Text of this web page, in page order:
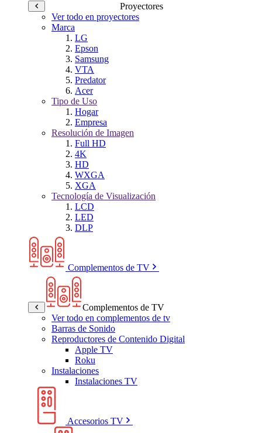
Proyectores
Ver todo en proyectores
Marca
LG
Epson
Samsung
VTA
Predator
Acer
Tipo de Uso
Hogar
Empresa
Resolución de Imagen
Full HD
4K
HD
WXGA
XGA
Tecnología de Visualización
LCD
LED
DLP
Complementos de TV
Complementos de TV
Ver todo en complementos de tv
Barras de Sonido
Reproductores de Contenido Digital
Apple TV
Roku
Instalaciones
Instalaciones TV
Accesorios TV